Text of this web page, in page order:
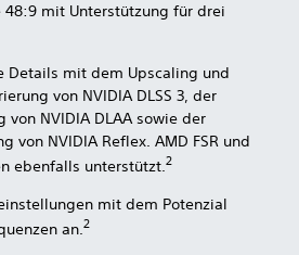
48:9 mit Unterstützung für drei
Details mit dem Upscaling und
von NVIDIA DLSS 3, der
von NVIDIA DLAA sowie der
von NVIDIA Reflex. AMD FSR und
ebenfalls unterstützt.2
mit dem Potenzial
an. 2